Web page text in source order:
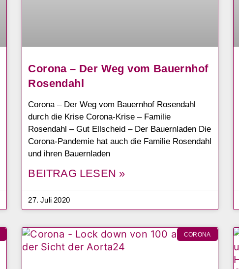
Corona – Der Weg vom Bauernhof
Rosendahl
Corona – Der Weg vom Bauernhof Rosendahl
durch die Krise Corona-Krise – Familie
Rosendahl – Gut Ellscheid – Der Bauernladen Die
Corona-Pandemie hat auch die Familie Rosendahl
und ihren Bauernladen
BEITRAG LESEN »
27. Juli 2020
CORONA